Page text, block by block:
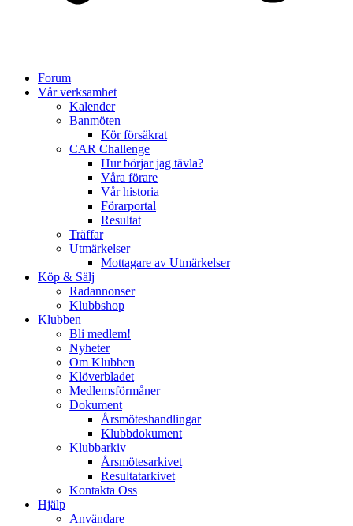
Forum
Vår verksamhet
Kalender
Banmöten
Kör försäkrat
CAR Challenge
Hur börjar jag tävla?
Våra förare
Vår historia
Förarportal
Resultat
Träffar
Utmärkelser
Mottagare av Utmärkelser
Köp & Sälj
Radannonser
Klubbshop
Klubben
Bli medlem!
Nyheter
Om Klubben
Klöverbladet
Medlemsförmåner
Dokument
Årsmöteshandlingar
Klubbdokument
Klubbarkiv
Årsmötesarkivet
Resultatarkivet
Kontakta Oss
Hjälp
Användare